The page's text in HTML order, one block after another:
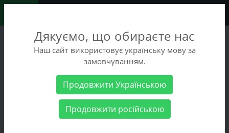
+38 (068) 486-90-09
+38 (093) 486-90-09
Женские товары Женская обувь Полусапоги
Дякуємо, що обираєте нас
Наш сайт використовує українську мову за
замовчуванням.
Продовжити Українською
Продовжити російською